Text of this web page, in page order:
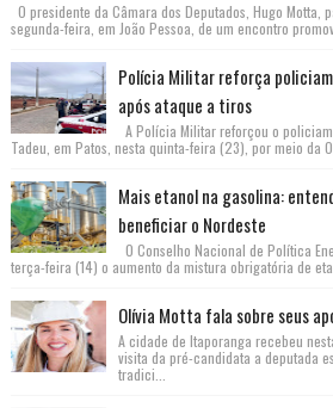
O presidente da Câmara dos Deputados, Hugo Motta,
segunda-feira, em João Pessoa, de um encontro
Polícia Militar reforça
após ataque a tiros
A Polícia Militar reforçou o
Tadeu, em Patos, nesta quinta-feira (23), por meio da
Mais etanol na gasolina:
beneficiar o Nordeste
O Conselho Nacional de Política
terça-feira (14) o aumento da mistura obrigatória de
Olívia Motta fala sobre seus
A cidade de Itaporanga recebeu
visita da pré-candidata a deputada
tradici...